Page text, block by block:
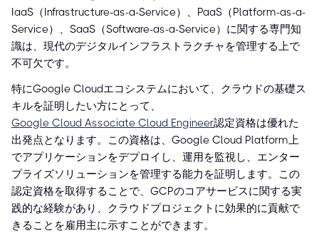
IaaS（Infrastructure-as-a-Service）、PaaS（Platform-as-a-
Service）、SaaS（Software-as-a-Service）に関する専門知
識は、現代のデジタルインフラストラクチャを管理する上で
不可欠です。
特にGoogle Cloudエコシステムにおいて、クラウドの基礎ス
キルを証明したい方にとって、
Google Cloud Associate Cloud Engineer認定資格は優れた
出発点となります。この資格は、Google Cloud Platform上
でアプリケーションをデプロイし、運用を監視し、エンター
プライズソリューションを管理する能力を証明します。この
認定資格を取得することで、GCPのコアサービスに関する実
践的な経験があり、クラウドプロジェクトに効果的に貢献で
きることを雇用主に示すことができます。